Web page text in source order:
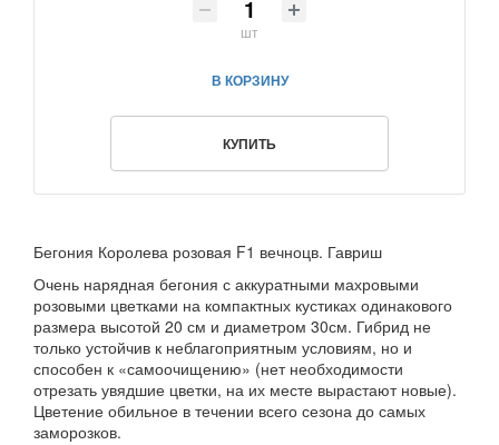
шт
В КОРЗИНУ
КУПИТЬ
Бегония Королева розовая F1 вечноцв. Гавриш
Очень нарядная бегония с аккуратными махровыми
розовыми цветками на компактных кустиках одинакового
размера высотой 20 см и диаметром 30см. Гибрид не
только устойчив к неблагоприятным условиям, но и
способен к «самоочищению» (нет необходимости
отрезать увядшие цветки, на их месте вырастают новые).
Цветение обильное в течении всего сезона до самых
заморозков.